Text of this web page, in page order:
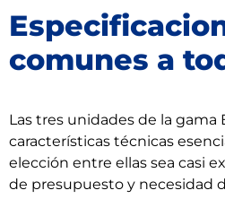
comunes a
Las tres unidades de la
características técnicas
elección entre ellas sea casi
de presupuesto y necesidad